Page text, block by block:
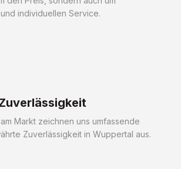
individuellen Service.
Markt zeichnen uns umfassende
Zuverlässigkeit in Wuppertal aus.